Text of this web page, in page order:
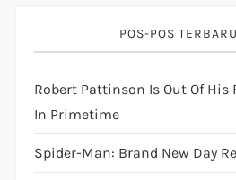
POS-POS TERBARU
Robert Pattinson Is Out Of
In Primetime
Spider-Man: Brand New Day